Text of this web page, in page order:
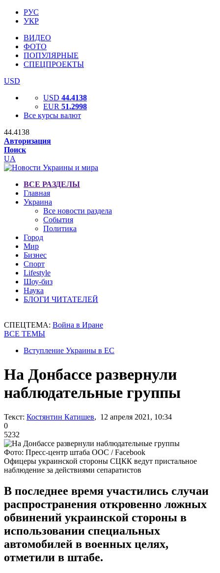
РУС
УКР
ВИДЕО
ФОТО
ПОПУЛЯРНЫЕ
СПЕЦПРОЕКТЫ
USD
USD 44.4138
EUR 51.2998
Все курсы валют
44.4138
Авторизация
Поиск
UA
ВСЕ РАЗДЕЛЫ
Главная
Украина
Все новости раздела
События
Политика
Город
Мир
Бизнес
Спорт
Lifestyle
Шоу-биз
Наука
БЛОГИ ЧИТАТЕЛЕЙ
СПЕЦТЕМА: Война в Иране
ВСЕ ТЕМЫ
Вступление Украины в ЕС
На Донбассе развернули
наблюдательные группы
Текст: Костянтин Катишев, 12 апреля 2021, 10:34
0
5232
Фото: Пресс-центр штаба ООС / Facebook
Офицеры украинской стороны СЦКК ведут пристальное
наблюдение за действиями сепаратистов
В последнее время участились случаи
распространения откровенно ложных
обвинений украинской стороны в
использовании специальных
автомобилей в военных целях,
отметили в штабе.